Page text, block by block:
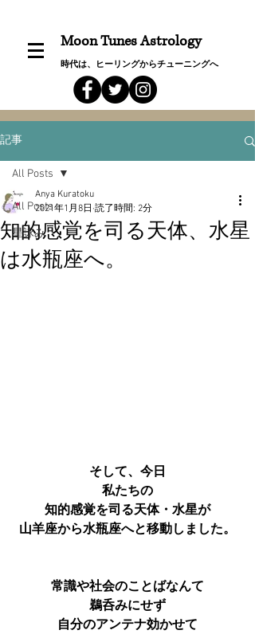
Moon Tunes Astrology
時代は、ヒーリングからチューニングへ
記事
All Posts
星詠み
All Posts
知的感覚を司る天体、水星
は水瓶座へ。
Anya Kuratoku
2021年1月8日 読了時間: 2分
そして、今日
私たちの
知的感覚を司る天体・水星が
山羊座から水瓶座へと移動しました。
常識や社会のことばなんて
鵜呑みにせず
自分のアンテナ効かせて